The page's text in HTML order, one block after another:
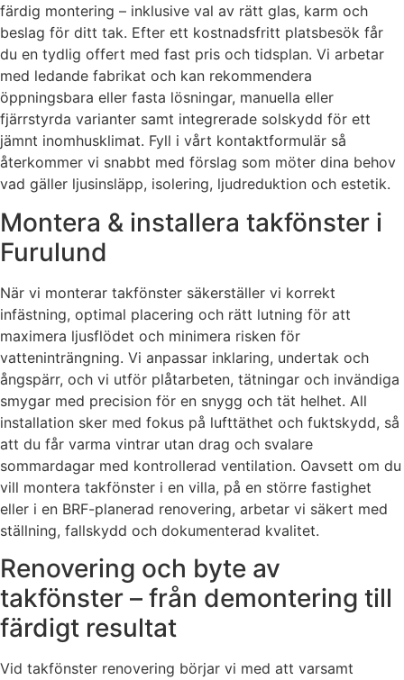
färdig montering – inklusive val av rätt glas, karm och
beslag för ditt tak. Efter ett kostnadsfritt platsbesök får
du en tydlig offert med fast pris och tidsplan. Vi arbetar
med ledande fabrikat och kan rekommendera
öppningsbara eller fasta lösningar, manuella eller
fjärrstyrda varianter samt integrerade solskydd för ett
jämnt inomhusklimat. Fyll i vårt kontaktformulär så
återkommer vi snabbt med förslag som möter dina behov
vad gäller ljusinsläpp, isolering, ljudreduktion och estetik.
Montera & installera takfönster i
Furulund
När vi monterar takfönster säkerställer vi korrekt
infästning, optimal placering och rätt lutning för att
maximera ljusflödet och minimera risken för
vatteninträngning. Vi anpassar inklaring, undertak och
ångspärr, och vi utför plåtarbeten, tätningar och invändiga
smygar med precision för en snygg och tät helhet. All
installation sker med fokus på lufttäthet och fuktskydd, så
att du får varma vintrar utan drag och svalare
sommardagar med kontrollerad ventilation. Oavsett om du
vill montera takfönster i en villa, på en större fastighet
eller i en BRF-planerad renovering, arbetar vi säkert med
ställning, fallskydd och dokumenterad kvalitet.
Renovering och byte av
takfönster – från demontering till
färdigt resultat
Vid takfönster renovering börjar vi med att varsamt